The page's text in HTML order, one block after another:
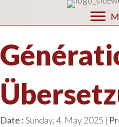
Date :Sunday, 4. May 2025 |